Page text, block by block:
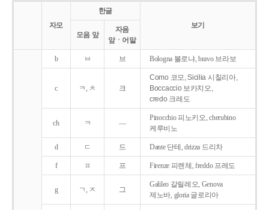
자모
한글
보기
모음 앞
자음
앞ㆍ어말
b ㅂ 브 Bologna 볼로냐, bravo 브라보
c ㅋ, ㅊ 크
Como 코모, Sicilia 시칠리아,
Boccaccio 보카치오,
credo 크레도
ch ㅋ ―
Pinocchio 피노키오, cherubino
케루비노
d ㄷ 드 Dante 단테, drizza 드리차
f ㅍ 프 Firenze 피렌체, freddo 프레도
g ㄱ, ㅈ 그
Galileo 갈릴레오, Genova
제노바, gloria 글로리아